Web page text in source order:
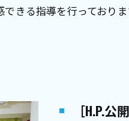
きる指導を行っており
［H.P.公